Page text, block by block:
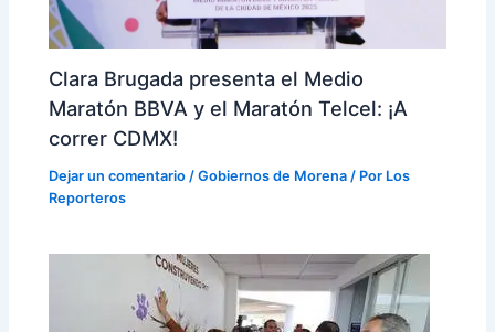
Clara Brugada presenta el Medio
Maratón BBVA y el Maratón Telcel: ¡A
correr CDMX!
Dejar un comentario /Gobiernos de Morena / Por Los
Reporteros